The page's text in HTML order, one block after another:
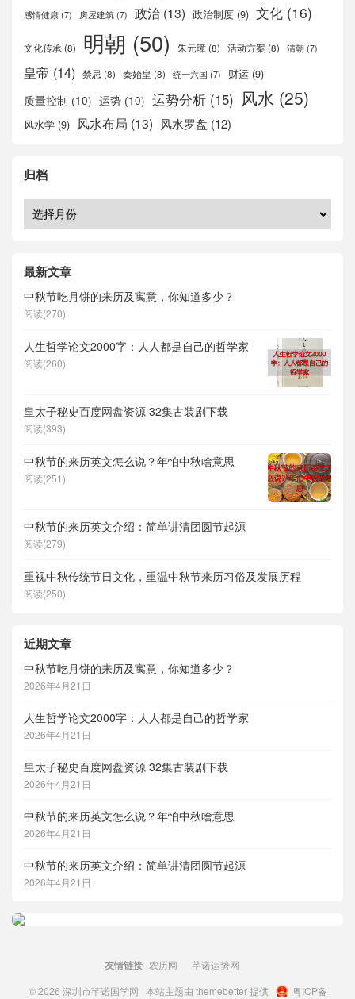
感情健康 (7) 房屋建筑 (7) 政治 (13) 政治制度 (9) 文化 (16)
文化传承 (8) 明朝 (50) 朱元璋(8) 活动方案 (8) 清朝 (7)
皇帝 (14) 禁忌 (8) 秦始皇 (8) 统一六国 (7) 财运 (9)
质量控制 (10) 运势 (10) 运势分析 (15) 风水 (25)
风水学 (9) 风水布局 (13) 风水罗盘 (12)
归档
最新文章
中秋节吃月饼的来历及寓意，你知道多少？
阅读(270)
人生哲学论文2000字：人人都是自己的哲学家
阅读(260)
皇太子秘史百度网盘资源 32集古装剧下载
阅读(393)
中秋节的来历英文怎么说？年怕中秋啥意思
阅读(251)
中秋节的来历英文介绍：简单讲清团圆节起源
阅读(279)
重视中秋传统节日文化，重温中秋节来历习俗及发展历程
阅读(250)
近期文章
中秋节吃月饼的来历及寓意，你知道多少？
2026年4月21日
人生哲学论文2000字：人人都是自己的哲学家
2026年4月21日
皇太子秘史百度网盘资源 32集古装剧下载
2026年4月21日
中秋节的来历英文怎么说？年怕中秋啥意思
2026年4月21日
中秋节的来历英文介绍：简单讲清团圆节起源
2026年4月21日
友情链接 农历网
芊诺运势网
© 2026 深圳市芊诺国学网 本站主题由 themebetter提供
粤ICP备